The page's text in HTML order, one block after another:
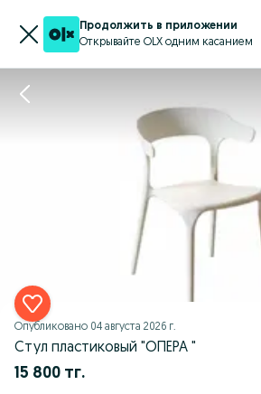
Продолжить в приложении
Открывайте OLX одним касанием
Опубликовано 04 августа 2026 г.
Стул пластиковый "ОПЕРА "
15 800 тг.